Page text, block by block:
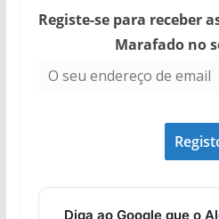
Registe-se para receber
Marafado no
Diga ao Google que o